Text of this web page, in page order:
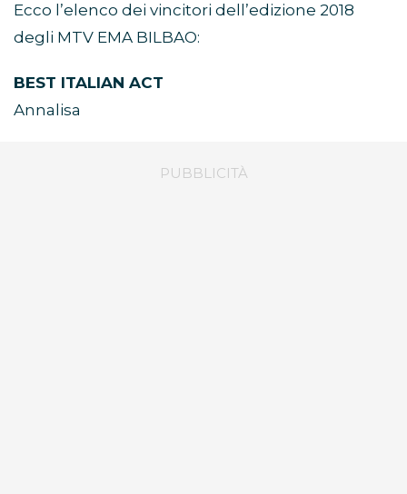
Ecco l’elenco dei vincitori dell’edizione 2018
degli MTV EMA BILBAO:
BEST ITALIAN ACT
Annalisa